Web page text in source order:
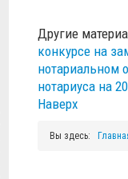
Другие
конкурсе на
нотариальном
нотариуса на
Наверх
Вы здесь: